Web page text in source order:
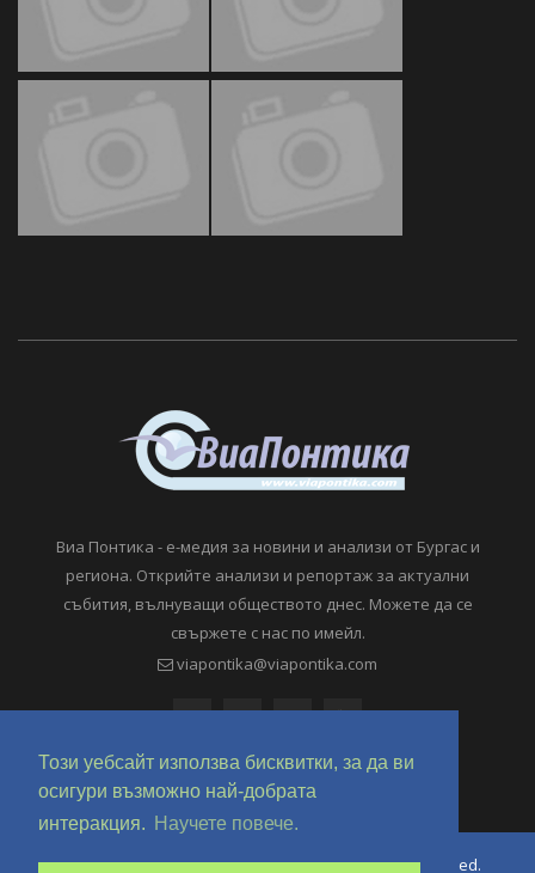
Този уебсайт използва бисквитки, за да ви
осигури възможно най-добрата
интеракция.
Научете повече.
Виа Понтика - е-медия за новини и анализи от Бургас и
региона. Открийте анализи и репортаж за актуални
събития, вълнуващи обществото днес. Можете да се
свържете с нас по имейл.
viapontika@viapontika.com
Copyright © 2018-2024 ViaPontika.com. All Rights Reserved.